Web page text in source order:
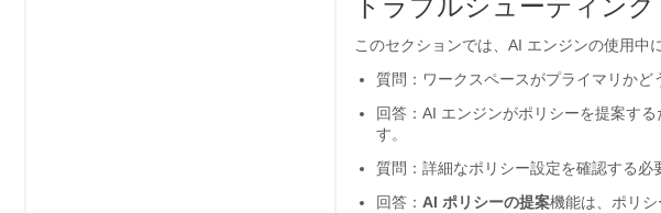
トラブルシューティング
このセクションでは、AI エンジンの使用中
質問：ワークスペースがプライマリか
回答：AI エンジンがポリシーを提案す
す。
質問：詳細なポリシー設定を確認する必
回答： AI ポリシーの提案機能は、ポリ